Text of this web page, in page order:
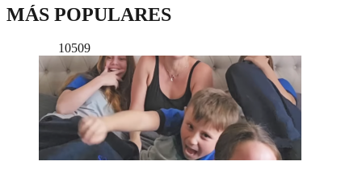
MÁS POPULARES
10509